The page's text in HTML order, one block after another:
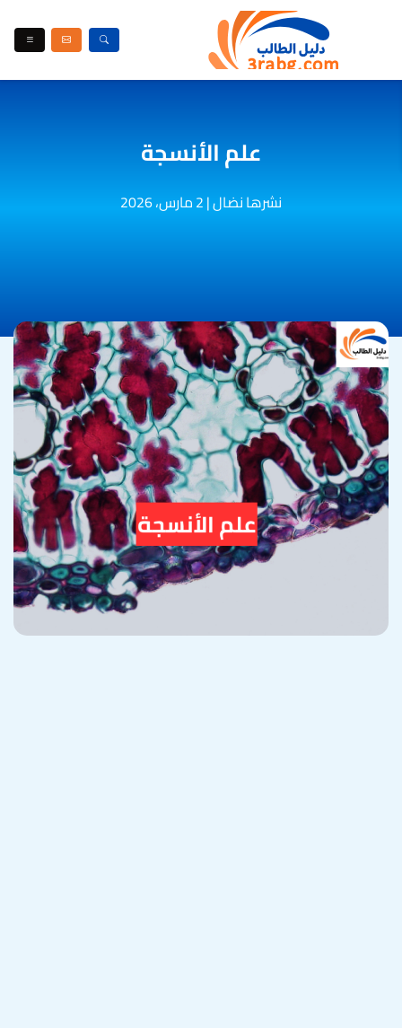
علم الأنسجة
نشرها نضال|2 مارس، 2026